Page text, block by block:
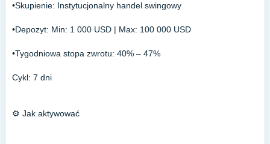
•Skupienie: Instytucjonalny handel swingowy
•Depozyt: Min: 1 000 USD | Max: 100 000 USD
•Tygodniowa stopa zwrotu: 40% – 47%
Cykl: 7 dni
⚙️ Jak aktywować